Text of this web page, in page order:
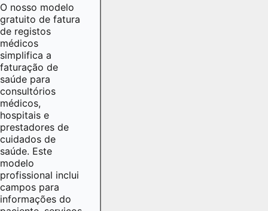
O nosso modelo
gratuito de fatura
de registos
médicos
simplifica a
faturação de
saúde para
consultórios
médicos,
hospitais e
prestadores de
cuidados de
saúde. Este
modelo
profissional inclui
campos para
informações do